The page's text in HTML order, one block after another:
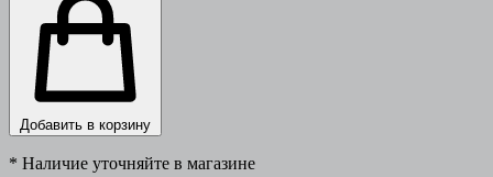
Добавить в корзину
* Наличие уточняйте в магазине